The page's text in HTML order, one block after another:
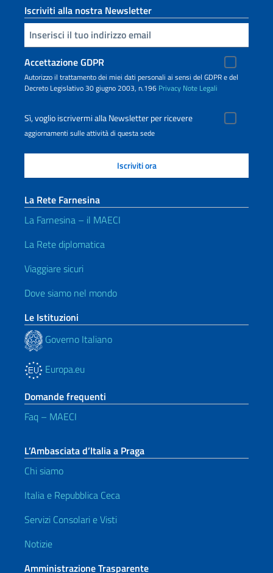
Iscriviti alla nostra Newsletter
Inserisci la tua email
Accettazione GDPR
Autorizzo il trattamento dei miei dati personali ai sensi del GDPR e del
Decreto Legislativo 30 giugno 2003, n.196 Privacy Note Legali
Sì, voglio iscrivermi alla Newsletter per ricevere
aggiornamenti sulle attività di questa sede
La Rete Farnesina
La Farnesina – il MAECI
La Rete diplomatica
Viaggiare sicuri
Dove siamo nel mondo
Le Istituzioni
Governo Italiano
Europa.eu
Domande frequenti
Faq – MAECI
L’Ambasciata d’Italia a Praga
Chi siamo
Italia e Repubblica Ceca
Servizi Consolari e Visti
Notizie
Amministrazione Trasparente